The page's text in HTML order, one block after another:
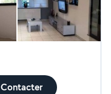
Contacter